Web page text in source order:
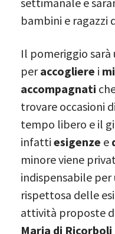
bambini e ragazzi
Il pomeriggio sarà
peraccogliere i
accompagnati
trovare occasioni
tempo libero e il
infatti esigenze e
minore viene
indispensabile
rispettosa delle
attività proposte
Maria di Ricorboli